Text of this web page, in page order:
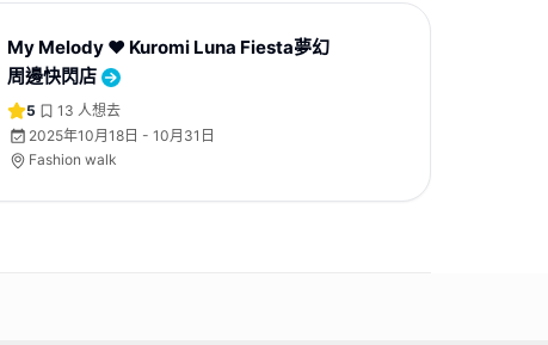
My Melody ❤ Kuromi Luna Fiesta夢幻
周邊快閃店
5 13 人想去
2025年10月18日 - 10月31日
Fashion walk